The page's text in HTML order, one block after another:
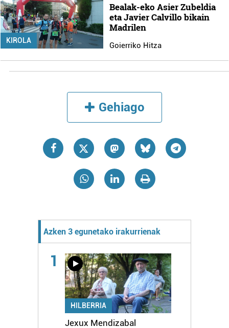
KIROLA
Bealak-eko Asier Zubeldia
eta Javier Calvillo bikain
Madrilen
Goierriko Hitza
Gehiago
Azken 3 egunetako irakurrienak
1
HILBERRIA
Jexux Mendizabal